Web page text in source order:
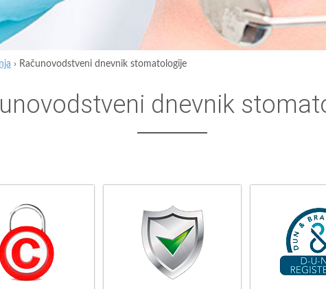
› Računovodstveni dnevnik stomatologije
dnevnik